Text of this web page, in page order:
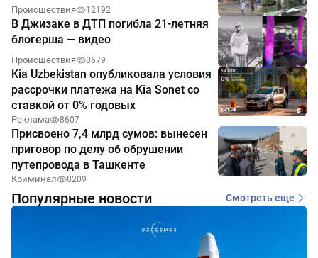
Происшествия 12192
В Джизаке в ДТП погибла 21-летняя
блогерша — видео
Происшествия 8679
Kia Uzbekistan опубликовала условия
рассрочки платежа на Kia Sonet со
ставкой от 0% годовых
Реклама 8607
Присвоено 7,4 млрд сумов: вынесен
приговор по делу об обрушении
путепровода в Ташкенте
Криминал 8209
Популярные новости Смотреть еще